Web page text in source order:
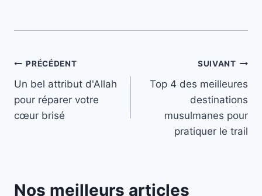
Navigation
de
l’article
PRÉCÉDENT
Un bel attribut d'Allah
pour réparer votre
cœur brisé
SUIVANT
Top 4 des meilleures
destinations
musulmanes pour
pratiquer le trail
Nos meilleurs articles